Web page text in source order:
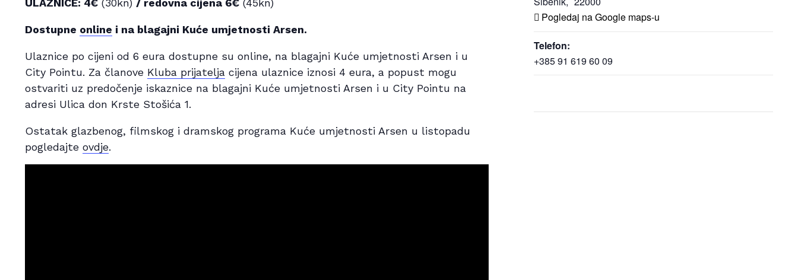
ULAZNICE: 4€ (30kn) / redovna cijena 6€ (45kn)
Dostupne online i na blagajni Kuće umjetnosti Arsen.
Ulaznice po cijeni od 6 eura dostupne su online, na blagajni Kuće umjetnosti Arsen i u
City Pointu. Za članove Kluba prijatelja cijena ulaznice iznosi 4 eura, a popust mogu
ostvariti uz predočenje iskaznice na blagajni Kuće umjetnosti Arsen i u City Pointu na
adresi Ulica don Krste Stošića 1.
Ostatak glazbenog, filmskog i dramskog programa Kuće umjetnosti Arsen u listopadu
pogledajte ovdje.
Pogledaj na Google maps-u
Telefon:
+385 91 619 60 09